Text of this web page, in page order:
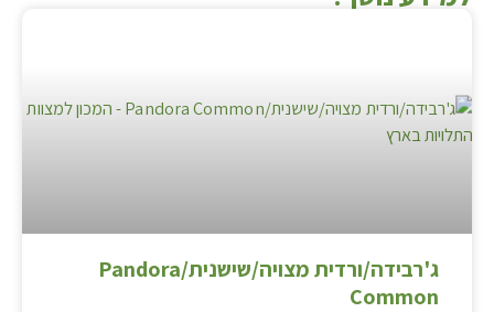
ג'רבידה/ורדית מצויה/שישנית/Pandora
Common